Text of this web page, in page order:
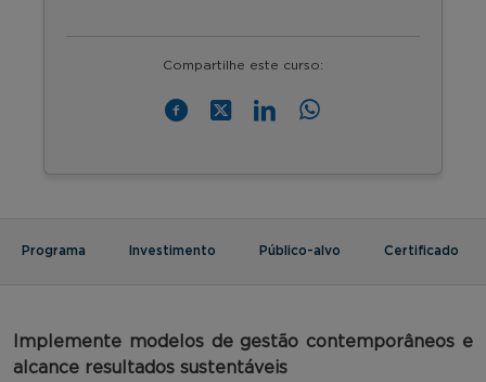
Compartilhe este curso:
Programa Investimento Público-alvo Certificado
Implemente modelos de gestão contemporâneos e
alcance resultados sustentáveis